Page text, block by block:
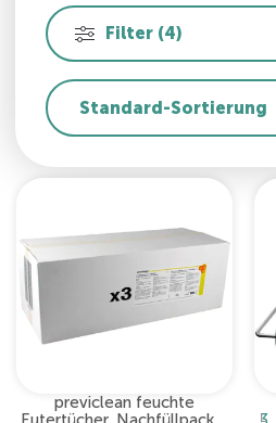
Filter (4)
previclean feuchte
L